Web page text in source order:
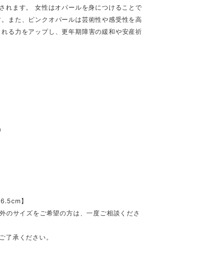
れます。 女性はオパールを身につけることで
また、ピンクオパールは芸術性や感受性を高
る力をアップし、更年期障害の緩和や安産祈
】
サイズをご希望の方は、一度ご相談くださ
了承ください。